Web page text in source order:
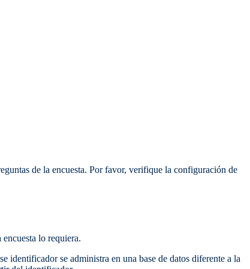
de la encuesta. Por favor, verifique la configuración de
lo requiera.
identificador se administra en una base de datos diferente a la